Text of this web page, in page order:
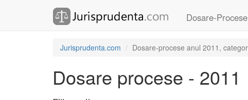
Dosare-Procese
Jurisprudenta.com Dosare-procese anul 2011,
Dosare procese - 2011